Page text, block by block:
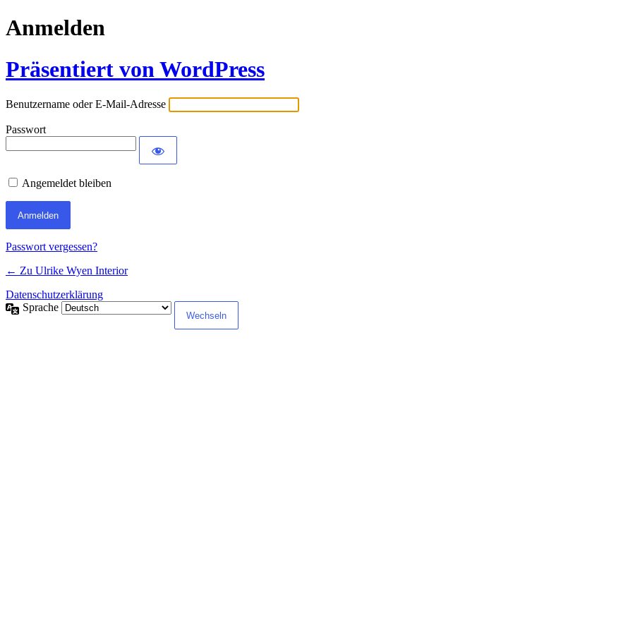
Anmelden
Präsentiert von WordPress
Benutzername oder E-Mail-Adresse
Passwort
Angemeldet bleiben
Passwort vergessen?
← Zu Ulrike Wyen Interior
Datenschutzerklärung
Sprache